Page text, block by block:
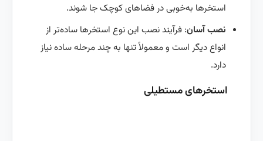
استخرها به‌خوبی در فضاهای کوچک جا شوند.
نصب آسان: فرآیند نصب این نوع استخرها ساده‌تر از
انواع دیگر است و معمولاً تنها به چند مرحله ساده نیاز
دارد.
استخرهای مستطیلی